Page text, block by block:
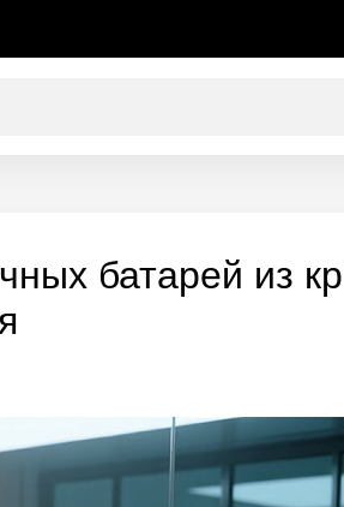
батарей из